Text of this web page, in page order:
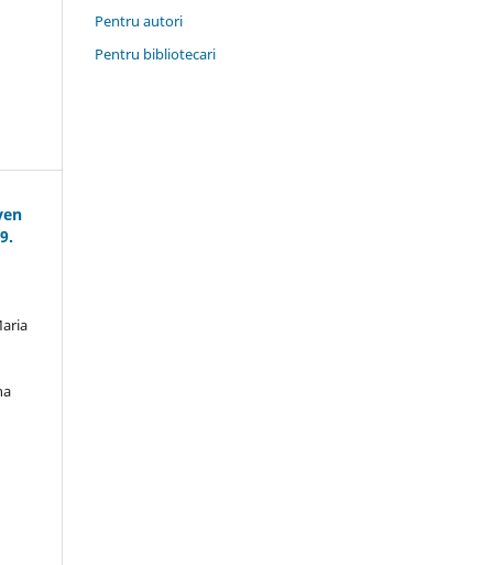
Pentru autori
Pentru bibliotecari